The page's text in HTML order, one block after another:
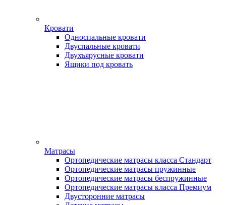
Кровати
Односпальные кровати
Двуспальные кровати
Двухъярусные кровати
Ящики под кровать
Матрасы
Ортопедические матрасы класса Стандарт
Ортопедические матрасы пружинные
Ортопедические матрасы беспружинные
Ортопедические матрасы класса Премиум
Двусторонние матрасы